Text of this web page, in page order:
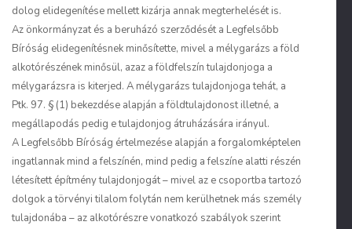
dolog elidegenítése mellett kizárja annak megterhelését is.
Az önkormányzat és a beruházó szerződését a Legfelsőbb
Bíróság elidegenítésnek minősítette, mivel a mélygarázs a föld
alkotórészének minősül, azaz a földfelszín tulajdonjoga a
mélygarázsra is kiterjed. A mélygarázs tulajdonjoga tehát, a
Ptk. 97. § (1) bekezdése alapján a földtulajdonost illetné, a
megállapodás pedig e tulajdonjog átruházására irányul.
A Legfelsőbb Bíróság értelmezése alapján a forgalomképtelen
ingatlannak mind a felszínén, mind pedig a felszíne alatti részén
létesített építmény tulajdonjogát – mivel az e csoportba tartozó
dolgok a törvényi tilalom folytán nem kerülhetnek más személy
tulajdonába – az alkotórészre vonatkozó szabályok szerint